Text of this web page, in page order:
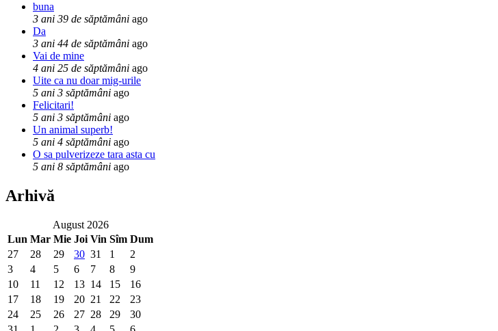
buna
3 ani 39 de săptămâni ago
Da
3 ani 44 de săptămâni ago
Vai de mine
4 ani 25 de săptămâni ago
Uite ca nu doar mig-urile
5 ani 3 săptămâni ago
Felicitari!
5 ani 3 săptămâni ago
Un animal superb!
5 ani 4 săptămâni ago
O sa pulverizeze tara asta cu
5 ani 8 săptămâni ago
Arhivă
August 2026
Lun Mar Mie Joi Vin Sîm Dum
27
28 29 30 31 1
2
3
4 5 6 7 8
9
10
11 12 13 14 15
16
17
18 19 20 21 22
23
24
25 26 27 28 29
30